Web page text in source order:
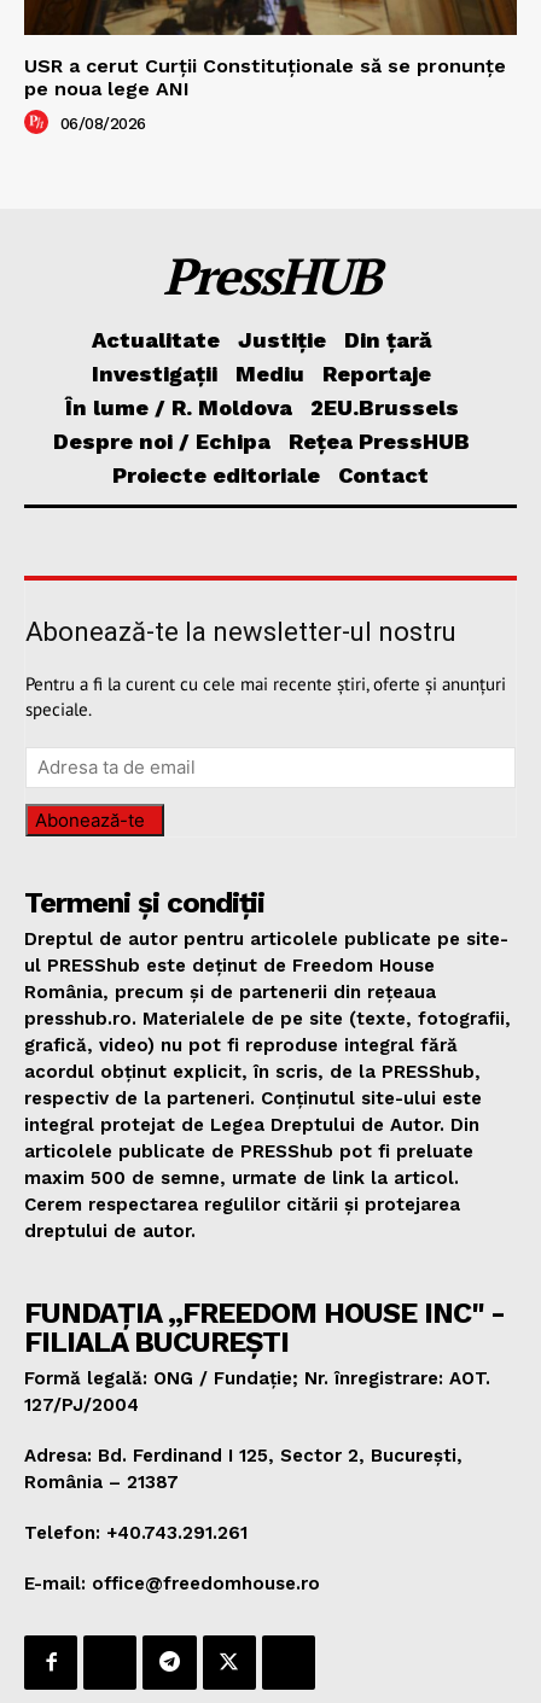
USR a cerut Curții Constituționale să se pronunțe
pe noua lege ANI
06/08/2026
PressHUB
Actualitate Justiție
Din țară
Investigații
Mediu
Reportaje
În lume / R. Moldova
2EU.Brussels
Despre noi / Echipa
Rețea PressHUB
Proiecte editoriale
Contact
Abonează-te la newsletter-ul nostru
Pentru a fi la curent cu cele mai recente știri, oferte și anunțuri
speciale.
Abonează-te
Termeni și condiții
Dreptul de autor pentru articolele publicate pe site-
ul PRESShub este deținut de Freedom House
România, precum și de partenerii din rețeaua
presshub.ro. Materialele de pe site (texte, fotografii,
grafică, video) nu pot fi reproduse integral fără
acordul obținut explicit, în scris, de la PRESShub,
respectiv de la parteneri. Conținutul site-ului este
integral protejat de Legea Dreptului de Autor. Din
articolele publicate de PRESShub pot fi preluate
maxim 500 de semne, urmate de link la articol.
Cerem respectarea regulilor citării și protejarea
dreptului de autor.
FUNDAȚIA „FREEDOM HOUSE INC" -
FILIALA BUCUREȘTI
Formă legală: ONG / Fundație; Nr. înregistrare: AOT.
127/PJ/2004
Adresa: Bd. Ferdinand I 125, Sector 2, București,
România – 21387
Telefon: +40.743.291.261
E-mail: office@freedomhouse.ro